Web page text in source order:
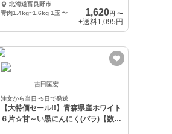
北海道富良野市
青肉1.4kg~1.6kg 1玉 〜 1,620円 〜
+送料1,095円
吉田匡宏
注文から当日~5日で発送
【大特価セール!!】青森県産ホワイト
６片☆甘～い黒にんにく(バラ)【数量